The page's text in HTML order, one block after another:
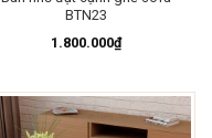
BTN23
1.800.000₫